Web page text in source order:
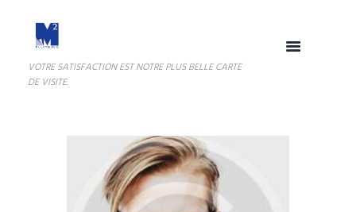
VOTRE SATISFACTION EST NOTRE PLUS BELLE CARTE
DE VISITE.